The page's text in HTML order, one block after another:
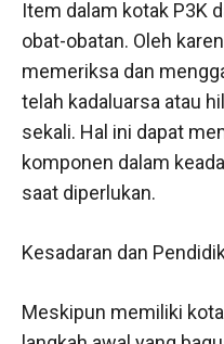
Item dalam kotak P3K
obat-obatan. Oleh
memeriksa dan
telah kadaluarsa atau
sekali. Hal ini dapat
komponen dalam
saat diperlukan.
Kesadaran dan
Meskipun memiliki